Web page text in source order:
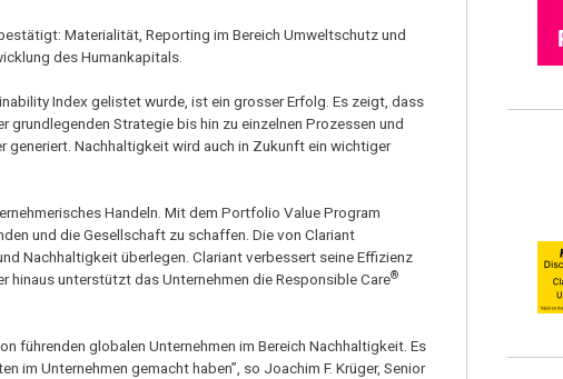
Materialität, Reporting im Bereich Umweltschutz und
des Humankapitals.
Index gelistet wurde, ist ein grosser Erfolg. Es zeigt, dass
grundlegenden Strategie bis hin zu einzelnen Prozessen und
Nachhaltigkeit wird auch in Zukunft ein wichtiger
Handeln. Mit dem Portfolio Value Program
und die Gesellschaft zu schaffen. Die von Clariant
Nachhaltigkeit überlegen. Clariant verbessert seine Effizienz
unterstützt das Unternehmen die Responsible Care®
führenden globalen Unternehmen im Bereich Nachhaltigkeit. Es
Unternehmen gemacht haben”, so Joachim F. Krüger, Senior